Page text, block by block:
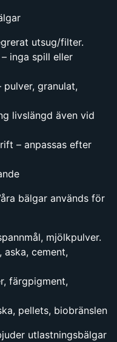
utsug/filter.
inga spill eller
pulver, granulat,
livslängd även vid
– anpassas efter
bälgar används för
mjölkpulver.
aska, cement,
färgpigment,
pellets, biobränslen
utlastningsbälgar